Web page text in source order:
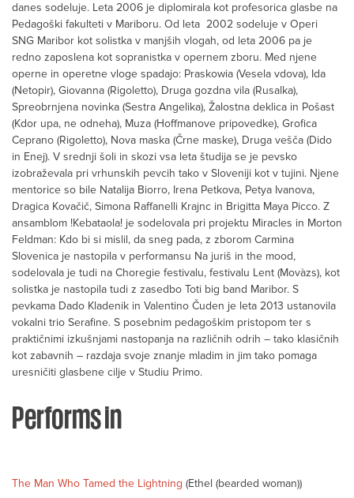
danes sodeluje. Leta 2006 je diplomirala kot profesorica glasbe na
Pedagoški fakulteti v Mariboru. Od leta 2002 sodeluje v Operi
SNG Maribor kot solistka v manjših vlogah, od leta 2006 pa je
redno zaposlena kot sopranistka v opernem zboru. Med njene
operne in operetne vloge spadajo: Praskowia (Vesela vdova), Ida
(Netopir), Giovanna (Rigoletto), Druga gozdna vila (Rusalka),
Spreobrnjena novinka (Sestra Angelika), Žalostna deklica in Pošast
(Kdor upa, ne odneha), Muza (Hoffmanove pripovedke), Grofica
Ceprano (Rigoletto), Nova maska (Črne maske), Druga vešča (Dido
in Enej). V srednji šoli in skozi vsa leta študija se je pevsko
izobraževala pri vrhunskih pevcih tako v Sloveniji kot v tujini. Njene
mentorice so bile Natalija Biorro, Irena Petkova, Petya Ivanova,
Dragica Kovačič, Simona Raffanelli Krajnc in Brigitta Maya Picco. Z
ansamblom !Kebataola! je sodelovala pri projektu Miracles in Morton
Feldman: Kdo bi si mislil, da sneg pada, z zborom Carmina
Slovenica je nastopila v performansu Na juriš in the mood,
sodelovala je tudi na Choregie festivalu, festivalu Lent (Movàzs), kot
solistka je nastopila tudi z zasedbo Toti big band Maribor. S
pevkama Dado Kladenik in Valentino Čuden je leta 2013 ustanovila
vokalni trio Serafine. S posebnim pedagoškim pristopom ter s
praktičnimi izkušnjami nastopanja na različnih odrih – tako klasičnih
kot zabavnih – razdaja svoje znanje mladim in jim tako pomaga
uresničiti glasbene cilje v Studiu Primo.
Performs in
The Man Who Tamed the Lightning (Ethel (bearded woman))